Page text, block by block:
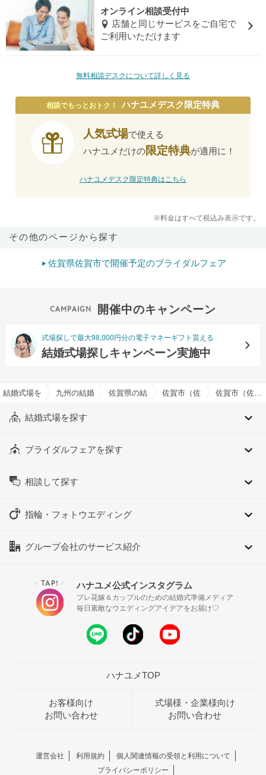
オンライン相談受付中
店舗と同じサービスをご自宅で
ご利用いただけます
無料相談デスクについて詳しく見る
相談でもっとおトク！ ハナユメデスク限定特典
人気式場で使える
ハナユメだけの限定特典が適用に！
ハナユメデスク限定特典はこちら
※料金はすべて税込み表示です。
その他のページから探す
佐賀県佐賀市で開催予定のブライダルフェア
開催中のキャンペーン
式場探しで最大98,000円分の電子マネーギフト貰える
結婚式場探しキャンペーン実施中
結婚式場を探すならハナユメ
九州の結婚式場佐賀県の結婚式場佐賀市（佐賀県）の結婚式場
結婚式場を探す
ブライダルフェアを探す
相談して探す
指輪・フォトウエディング
グループ会社のサービス紹介
＼ TAP! ／ ハナユメ公式インスタグラム
プレ花嫁＆カップルのための結婚式準備メディア
毎日素敵なウエディングアイデアをお届け♡
ハナユメTOP
お客様向け
お問い合わせ
式場様・企業様向け
お問い合わせ
運営会社 利用規約
個人関連情報の受領と利用について
プライバシーポリシー